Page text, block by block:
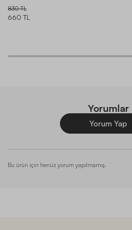
830 TL
660 TL
Yorumlar
Yorum Yap
Bu ürün için henüz yorum yapılmamış.